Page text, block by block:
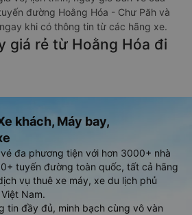
đường Hoằng Hóa - Chư Păh và
khi có thông tin từ các hãng xe.
giá rẻ từ Hoằng Hóa đi
khách, Máy bay,
đa phương tiện với hơn 3000+ nhà
tuyến đường toàn quốc, tất cả hãng
vụ thuê xe máy, xe du lịch phủ
Nam.
tin đầy đủ, minh bạch cùng vô vàn